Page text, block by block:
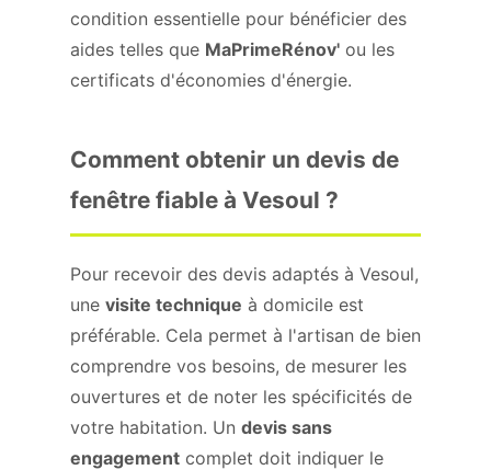
condition essentielle pour bénéficier des
aides telles que MaPrimeRénov' ou les
certificats d'économies d'énergie.
Comment obtenir un devis de
fenêtre fiable à Vesoul ?
Pour recevoir des devis adaptés à Vesoul,
une visite technique à domicile est
préférable. Cela permet à l'artisan de bien
comprendre vos besoins, de mesurer les
ouvertures et de noter les spécificités de
votre habitation. Un devis sans
engagement complet doit indiquer le